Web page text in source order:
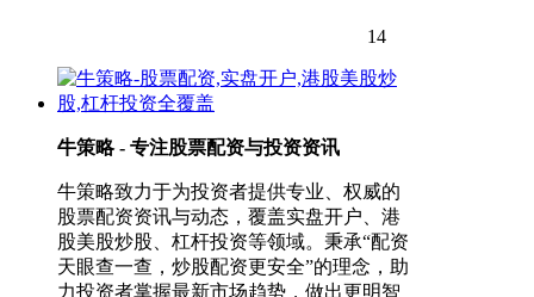
14
牛策略 - 专注股票配资与投资资讯
牛策略致力于为投资者提供专业、权威的
股票配资资讯与动态，覆盖实盘开户、港
股美股炒股、杠杆投资等领域。秉承“配资
天眼查一查，炒股配资更安全”的理念，助
力投资者掌握最新市场趋势，做出更明智